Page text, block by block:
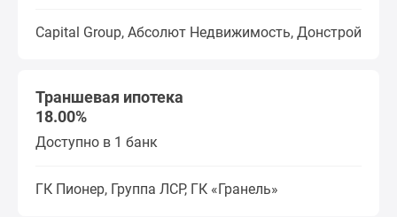
Capital Group, Абсолют Недвижимость, Донстрой
Траншевая ипотека
18.00%
Доступно в 1 банк
ГК Пионер, Группа ЛСР, ГК «Гранель»